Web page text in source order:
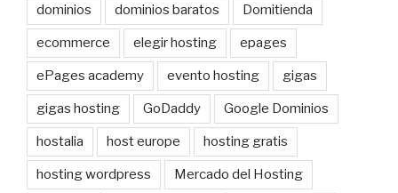
dominios dominios baratos Domitienda
ecommerce elegir hosting epages
ePages academy evento hosting gigas
gigas hosting GoDaddy Google Dominios
hostalia host europe hosting gratis
hosting wordpress Mercado del Hosting